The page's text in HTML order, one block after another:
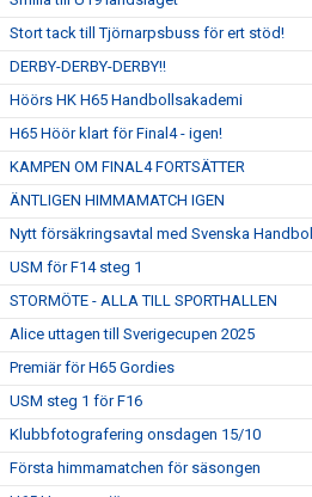
Stort tack till Tjörnarpsbuss för ert stöd!
DERBY-DERBY-DERBY!!
Höörs HK H65 Handbollsakademi
H65 Höör klart för Final4 - igen!
KAMPEN OM FINAL4 FORTSÄTTER
ÄNTLIGEN HIMMAMATCH IGEN
Nytt försäkringsavtal med Svenska
USM för F14 steg 1
STORMÖTE - ALLA TILL SPORTHALLEN
Alice uttagen till Sverigecupen 2025
Premiär för H65 Gordies
USM steg 1 för F16
Klubbfotografering onsdagen 15/10
Första himmamatchen för säsongen